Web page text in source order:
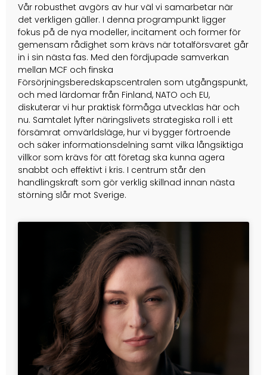
Vår robusthet avgörs av hur väl vi samarbetar när
det verkligen gäller. I denna programpunkt ligger
fokus på de nya modeller, incitament och former för
gemensam rådighet som krävs när totalförsvaret går
in i sin nästa fas. Med den fördjupade samverkan
mellan MCF och finska
Försörjningsberedskapscentralen som utgångspunkt,
och med lärdomar från Finland, NATO och EU,
diskuterar vi hur praktisk förmåga utvecklas här och
nu. Samtalet lyfter näringslivets strategiska roll i ett
försämrat omvärldsläge, hur vi bygger förtroende
och säker informationsdelning samt vilka långsiktiga
villkor som krävs för att företag ska kunna agera
snabbt och effektivt i kris. I centrum står den
handlingskraft som gör verklig skillnad innan nästa
störning slår mot Sverige.